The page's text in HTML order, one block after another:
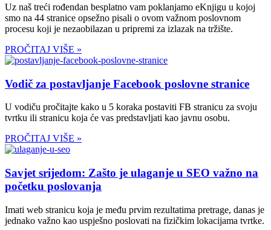
Uz naš treći rođendan besplatno vam poklanjamo eKnjigu u kojoj
smo na 44 stranice opsežno pisali o ovom važnom poslovnom
procesu koji je nezaobilazan u pripremi za izlazak na tržište.
PROČITAJ VIŠE »
Vodič za postavljanje Facebook poslovne stranice
U vodiču pročitajte kako u 5 koraka postaviti FB stranicu za svoju
tvrtku ili stranicu koja će vas predstavljati kao javnu osobu.
PROČITAJ VIŠE »
Savjet srijedom: Zašto je ulaganje u SEO važno na
početku poslovanja
Imati web stranicu koja je među prvim rezultatima pretrage, danas je
jednako važno kao uspješno poslovati na fizičkim lokacijama tvrtke.